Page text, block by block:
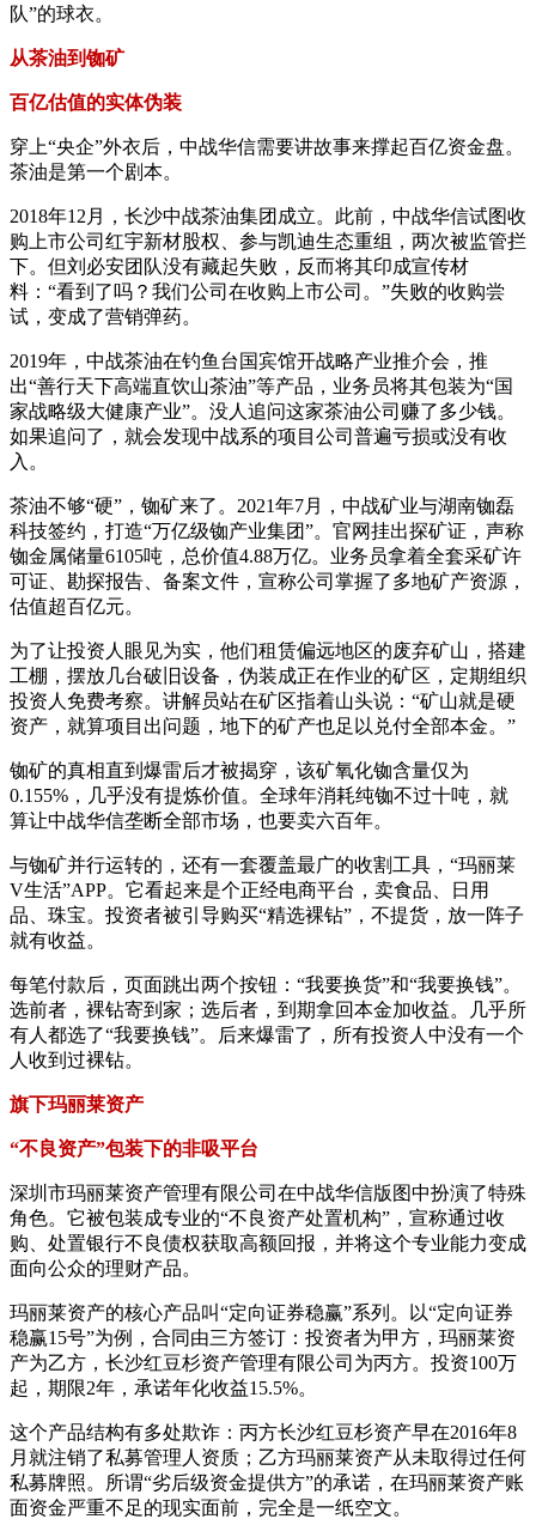
队”的球衣。
从茶油到铷矿
百亿估值的实体伪装
穿上“央企”外衣后，中战华信需要讲故事来撑起百亿资金盘。
茶油是第一个剧本。
2018年12月，长沙中战茶油集团成立。此前，中战华信试图收
购上市公司红宇新材股权、参与凯迪生态重组，两次被监管拦
下。但刘必安团队没有藏起失败，反而将其印成宣传材
料：“看到了吗？我们公司在收购上市公司。”失败的收购尝
试，变成了营销弹药。
2019年，中战茶油在钓鱼台国宾馆开战略产业推介会，推
出“善行天下高端直饮山茶油”等产品，业务员将其包装为“国
家战略级大健康产业”。没人追问这家茶油公司赚了多少钱。
如果追问了，就会发现中战系的项目公司普遍亏损或没有收
入。
茶油不够“硬”，铷矿来了。2021年7月，中战矿业与湖南铷磊
科技签约，打造“万亿级铷产业集团”。官网挂出探矿证，声称
铷金属储量6105吨，总价值4.88万亿。业务员拿着全套采矿许
可证、勘探报告、备案文件，宣称公司掌握了多地矿产资源，
估值超百亿元。
为了让投资人眼见为实，他们租赁偏远地区的废弃矿山，搭建
工棚，摆放几台破旧设备，伪装成正在作业的矿区，定期组织
投资人免费考察。讲解员站在矿区指着山头说：“矿山就是硬
资产，就算项目出问题，地下的矿产也足以兑付全部本金。”
铷矿的真相直到爆雷后才被揭穿，该矿氧化铷含量仅为
0.155%，几乎没有提炼价值。全球年消耗纯铷不过十吨，就
算让中战华信垄断全部市场，也要卖六百年。
与铷矿并行运转的，还有一套覆盖最广的收割工具，“玛丽莱
V生活”APP。它看起来是个正经电商平台，卖食品、日用
品、珠宝。投资者被引导购买“精选裸钻”，不提货，放一阵子
就有收益。
每笔付款后，页面跳出两个按钮：“我要换货”和“我要换钱”。
选前者，裸钻寄到家；选后者，到期拿回本金加收益。几乎所
有人都选了“我要换钱”。后来爆雷了，所有投资人中没有一个
人收到过裸钻。
旗下玛丽莱资产
“不良资产”包装下的非吸平台
深圳市玛丽莱资产管理有限公司在中战华信版图中扮演了特殊
角色。它被包装成专业的“不良资产处置机构”，宣称通过收
购、处置银行不良债权获取高额回报，并将这个专业能力变成
面向公众的理财产品。
玛丽莱资产的核心产品叫“定向证券稳赢”系列。以“定向证券
稳赢15号”为例，合同由三方签订：投资者为甲方，玛丽莱资
产为乙方，长沙红豆杉资产管理有限公司为丙方。投资100万
起，期限2年，承诺年化收益15.5%。
这个产品结构有多处欺诈：丙方长沙红豆杉资产早在2016年8
月就注销了私募管理人资质；乙方玛丽莱资产从未取得过任何
私募牌照。所谓“劣后级资金提供方”的承诺，在玛丽莱资产账
面资金严重不足的现实面前，完全是一纸空文。